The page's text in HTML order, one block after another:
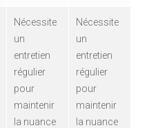
Nécessite
un
entretien
régulier
pour
maintenir
la nuance
Nécessite
un
entretien
régulier
pour
maintenir
la nuance